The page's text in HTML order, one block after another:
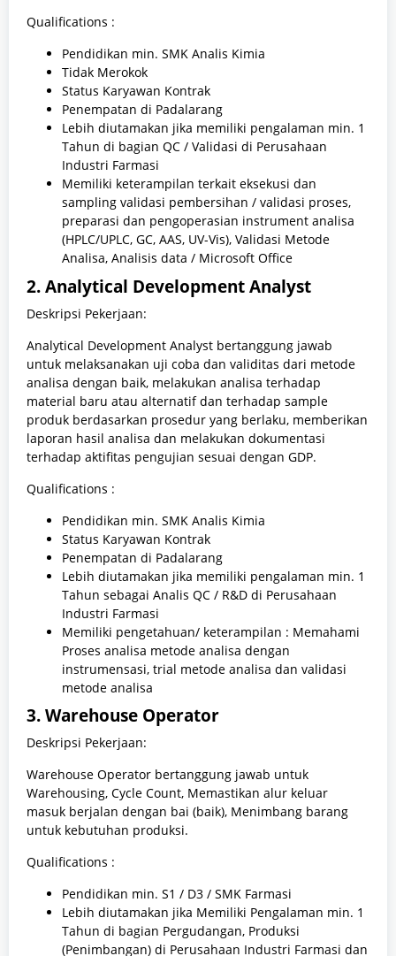
Qualifications :
Pendidikan min. SMK Analis Kimia
Tidak Merokok
Status Karyawan Kontrak
Penempatan di Padalarang
Lebih diutamakan jika memiliki pengalaman min. 1
Tahun di bagian QC / Validasi di Perusahaan
Industri Farmasi
Memiliki keterampilan terkait eksekusi dan
sampling validasi pembersihan / validasi proses,
preparasi dan pengoperasian instrument analisa
(HPLC/UPLC, GC, AAS, UV-Vis), Validasi Metode
Analisa, Analisis data / Microsoft Office
2. Analytical Development Analyst
Deskripsi Pekerjaan:
Analytical Development Analyst bertanggung jawab
untuk melaksanakan uji coba dan validitas dari metode
analisa dengan baik, melakukan analisa terhadap
material baru atau alternatif dan terhadap sample
produk berdasarkan prosedur yang berlaku, memberikan
laporan hasil analisa dan melakukan dokumentasi
terhadap aktifitas pengujian sesuai dengan GDP.
Qualifications :
Pendidikan min. SMK Analis Kimia
Status Karyawan Kontrak
Penempatan di Padalarang
Lebih diutamakan jika memiliki pengalaman min. 1
Tahun sebagai Analis QC / R&D di Perusahaan
Industri Farmasi
Memiliki pengetahuan/ keterampilan : Memahami
Proses analisa metode analisa dengan
instrumensasi, trial metode analisa dan validasi
metode analisa
3. Warehouse Operator
Deskripsi Pekerjaan:
Warehouse Operator bertanggung jawab untuk
Warehousing, Cycle Count, Memastikan alur keluar
masuk berjalan dengan bai (baik), Menimbang barang
untuk kebutuhan produksi.
Qualifications :
Pendidikan min. S1 / D3 / SMK Farmasi
Lebih diutamakan jika Memiliki Pengalaman min. 1
Tahun di bagian Pergudangan, Produksi
(Penimbangan) di Perusahaan Industri Farmasi dan